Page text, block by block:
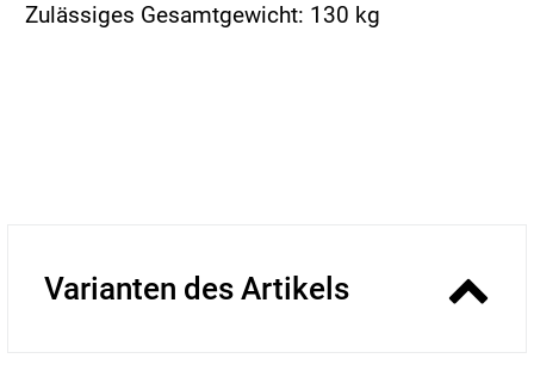
Zulässiges Gesamtgewicht: 130 kg
Varianten des Artikels